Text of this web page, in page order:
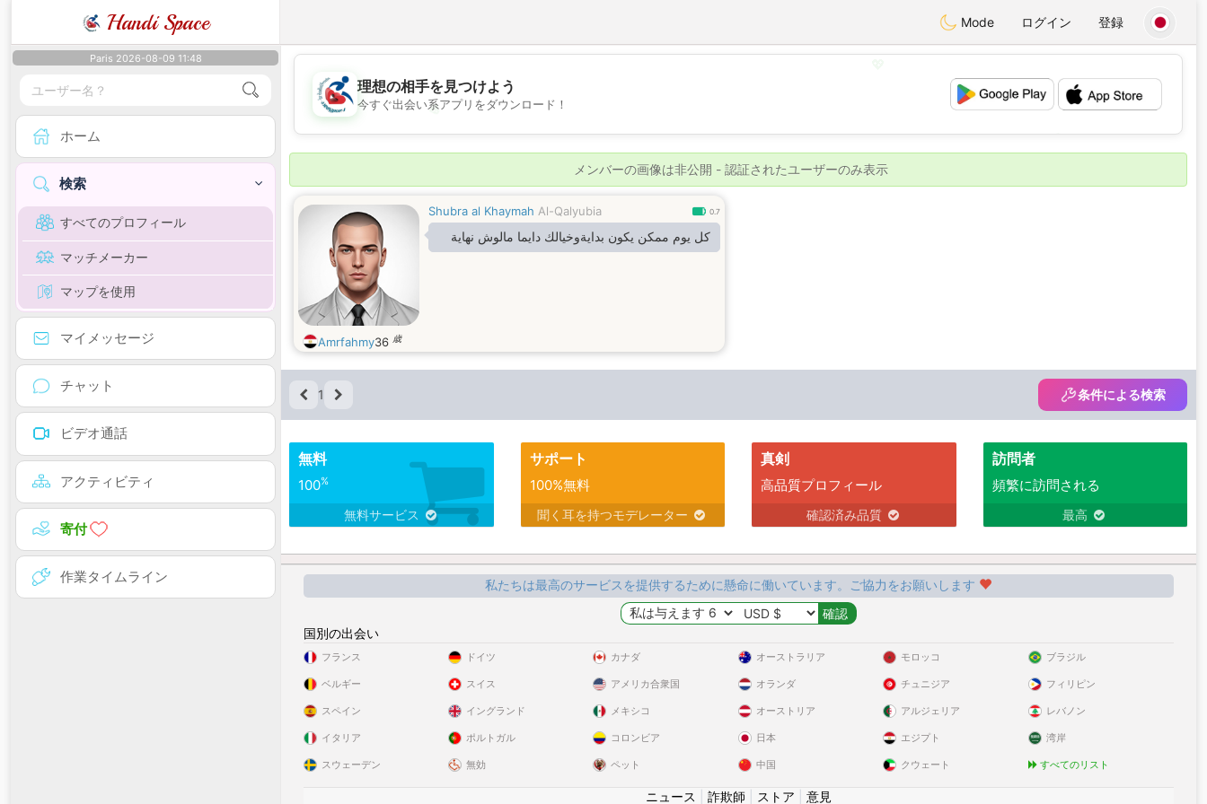
Handi Space Mode ログイン 登録
Paris 2026-08-09 11:48
ホーム
検索
すべてのプロフィール
マッチメーカー
マップを使用
マイメッセージ
チャット
ビデオ通話
アクティビティ
寄付
作業タイムライン
💖
💕
💕
理想の相手を見つけよう
今すぐ出会い系アプリをダウンロード！
メンバーの画像は非公開 - 認証されたユーザーのみ表示
Shubra al Khaymah Al-Qalyubia 0.7
كل يوم ممكن يكون بدايةوخيالك دايما مالوش نهاية
Amrfahmy36 歳
1 条件による検索
無料
100%
無料サービス
サポート
100%無料
聞く耳を持つモデレーター
真剣
高品質プロフィール
確認済み品質
訪問者
頻繁に訪問される
最高
私たちは最高のサービスを提供するために懸命に働いています。ご協力をお願いします
国別の出会い
フランス
ベルギー
スペイン
イタリア
スウェーデン
ドイツ
スイス
イングランド
ポルトガル
無効
カナダ
アメリカ合衆国
メキシコ
コロンビア
ペット
オーストラリア
オランダ
オーストリア
日本
中国
モロッコ
チュニジア
アルジェリア
エジプト
クウェート
ブラジル
フィリピン
レバノン
湾岸
すべてのリスト
ニュース 詐欺師 ストア 意見